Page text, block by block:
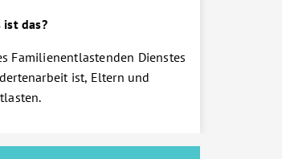
ist das?
Familienentlastenden Dienstes
ist, Eltern und